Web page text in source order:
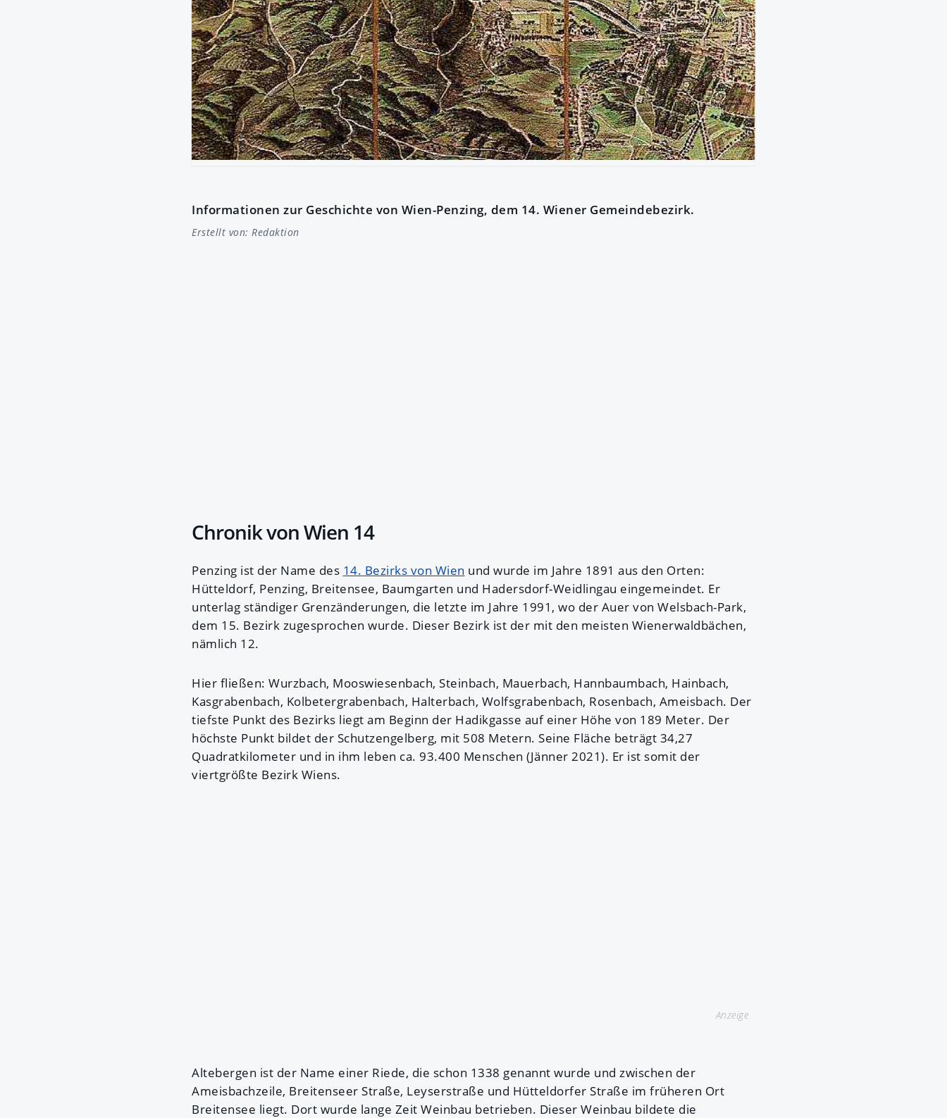
Informationen zur Geschichte von Wien-Penzing, dem 14. Wiener Gemeindebezirk.
Erstellt von: Redaktion
Chronik von Wien 14
Penzing ist der Name des 14. Bezirks von Wien und wurde im Jahre 1891 aus den Orten:
Hütteldorf, Penzing, Breitensee, Baumgarten und Hadersdorf-Weidlingau eingemeindet. Er
unterlag ständiger Grenzänderungen, die letzte im Jahre 1991, wo der Auer von Welsbach-Park,
dem 15. Bezirk zugesprochen wurde. Dieser Bezirk ist der mit den meisten Wienerwaldbächen,
nämlich 12.
Hier fließen: Wurzbach, Mooswiesenbach, Steinbach, Mauerbach, Hannbaumbach, Hainbach,
Kasgrabenbach, Kolbetergrabenbach, Halterbach, Wolfsgrabenbach, Rosenbach, Ameisbach. Der
tiefste Punkt des Bezirks liegt am Beginn der Hadikgasse auf einer Höhe von 189 Meter. Der
höchste Punkt bildet der Schutzengelberg, mit 508 Metern. Seine Fläche beträgt 34,27
Quadratkilometer und in ihm leben ca. 93.400 Menschen (Jänner 2021). Er ist somit der
viertgrößte Bezirk Wiens.
Anzeige
Altebergen ist der Name einer Riede, die schon 1338 genannt wurde und zwischen der
Ameisbachzeile, Breitenseer Straße, Leyserstraße und Hütteldorfer Straße im früheren Ort
Breitensee liegt. Dort wurde lange Zeit Weinbau betrieben. Dieser Weinbau bildete die